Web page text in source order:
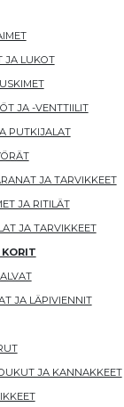
JA LUKOT
JA -VENTTIILIT
PUTKIJALAT
JA TARVIKKEET
JA RITILÄT
JA TARVIKKEET
JA LÄPIVIENNIT
JA KANNAKKEET